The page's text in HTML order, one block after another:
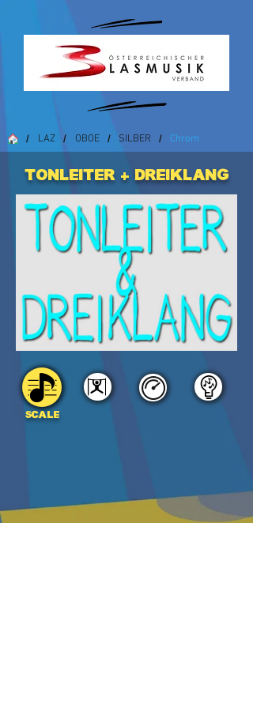
/ LAZ / OBOE / SILBER / Chrom
Tonleiter + Dreiklang
SCALE